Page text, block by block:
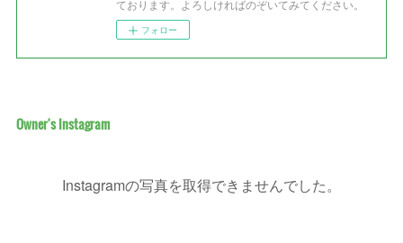
ております。よろしければのぞいてみてください。
フォロー
Owner's Instagram
Instagramの写真を取得できませんでした。